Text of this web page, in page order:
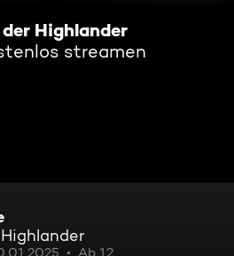
Highlander
streamen
Ab 12